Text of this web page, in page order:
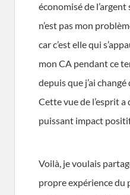
économisé de
n’est pas mon
car c’est elle qui
mon CA pendant ce
depuis que j’ai
Cette vue de l’esprit
puissant impact
Voilà, je voulais
propre expérience du